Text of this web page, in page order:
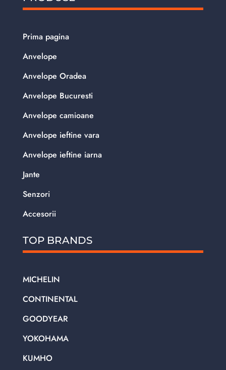
Prima pagina
Anvelope
Anvelope Oradea
Anvelope Bucuresti
Anvelope camioane
Anvelope ieftine vara
Anvelope ieftine iarna
Jante
Senzori
Accesorii
TOP BRANDS
MICHELIN
CONTINENTAL
GOODYEAR
YOKOHAMA
KUMHO